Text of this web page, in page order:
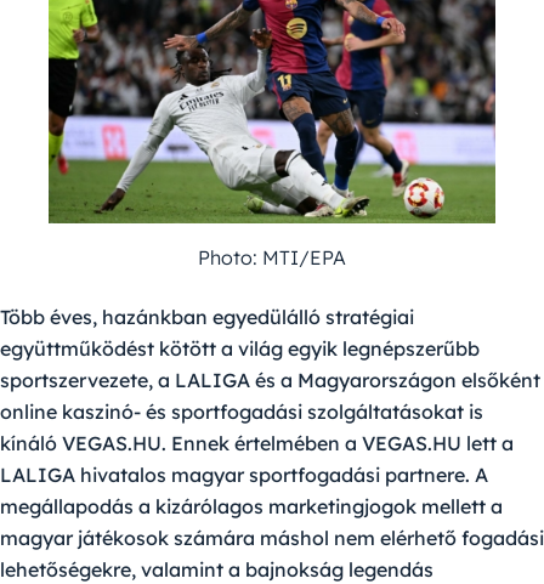
Photo: MTI/EPA
Több éves, hazánkban egyedülálló stratégiai
együttműködést kötött a világ egyik legnépszerűbb
sportszervezete, a LALIGA és a Magyarországon elsőként
online kaszinó- és sportfogadási szolgáltatásokat is
kínáló VEGAS.HU. Ennek értelmében a VEGAS.HU lett a
LALIGA hivatalos magyar sportfogadási partnere. A
megállapodás a kizárólagos marketingjogok mellett a
magyar játékosok számára máshol nem elérhető fogadási
lehetőségekre, valamint a bajnokság legendás